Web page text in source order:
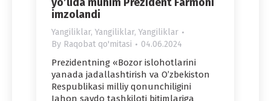
imzolandi
Yangiliklar, Yangiliklar, Yangiliklar
By Raqobat qo'mitasi 04.06.2024
Prezidentning «Bozor islohotlarini
yanada jadallashtirish va O’zbekiston
Respublikasi milliy qonunchiligini
Jahon savdo tashkiloti bitimlariga